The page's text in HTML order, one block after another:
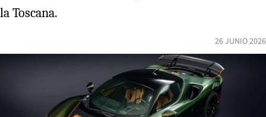
la Toscana.
26 JUNIO 2026